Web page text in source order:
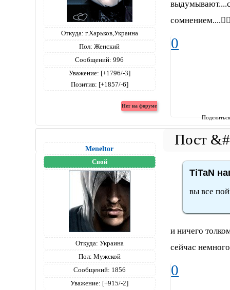
Откуда: г.Харьков,Украина
Пол: Женский
Сообщений: 996
Уважение: [+1796/-3]
Позитив: [+1857/-6]
0
Meneltоr
Свой
Откуда: Украина
Пол: Мужской
Сообщений: 1856
Уважение: [+915/-2]
TiTaN
вы все
и ничего
сейчас
0